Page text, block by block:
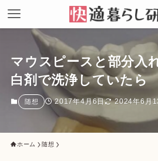
マウスピースと部分入
白剤で洗浄していたら
随想 2017年4月6日 2024年6月
ホーム 随想